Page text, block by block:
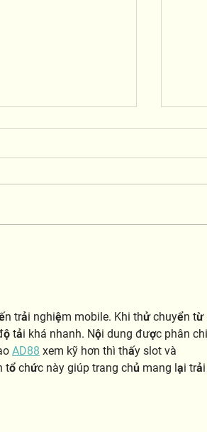
Meet
trải nghiệm mobile. Khi thử chuyển từ
tải khá nhanh. Nội dung được phân
AD88 xem kỹ hơn thì thấy slot và
chức này giúp trang chủ mang lại trải